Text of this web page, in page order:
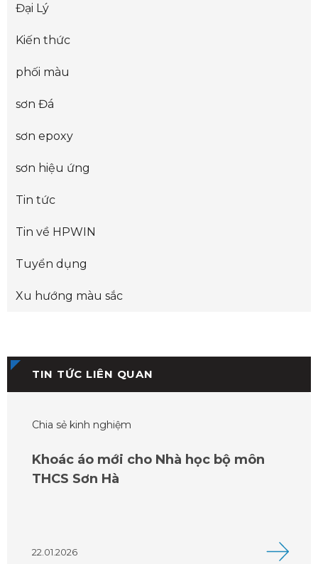
Đại Lý
Kiến thức
phối màu
sơn Đá
sơn epoxy
sơn hiệu ứng
Tin tức
Tin về HPWIN
Tuyển dụng
Xu hướng màu sắc
TIN TỨC LIÊN QUAN
Chia sẻ kinh nghiệm
Khoác áo mới cho Nhà học bộ môn
THCS Sơn Hà
22.01.2026